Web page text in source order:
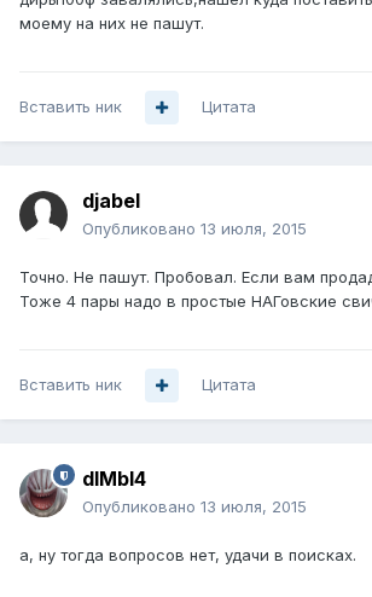
моему на них не пашут.
Вставить ник Цитата
djabel
Опубликовано 13 июля, 2015
Точно. Не пашут. Пробовал. Если вам
Тоже 4 пары надо в простые НАГовские
Вставить ник Цитата
dIMbI4
Опубликовано 13 июля, 2015
а, ну тогда вопросов нет, удачи в поисках.